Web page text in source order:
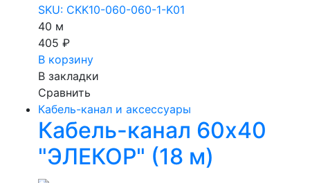
SKU: CKK10-060-060-1-K01
40 м
405 ₽
В корзину
В закладки
Сравнить
Кабель-канал и аксессуары
Кабель-канал 60х40
"ЭЛЕКОР" (18 м)